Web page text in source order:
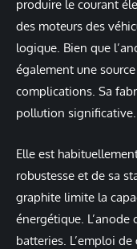
produire le courant
des moteurs des
logique. Bien que
également une
complications. Sa
pollution significative.
Elle est
robustesse et de sa
graphite limite la
énergétique.
batteries. L’emploi